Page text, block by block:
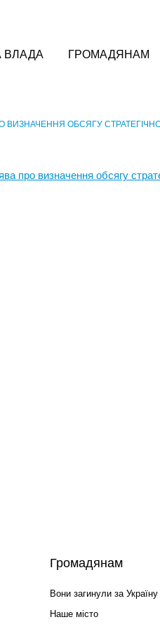
ВЛАДА ГРОМАДЯНАМ
ВИЗНАЧЕННЯ ОБСЯГУ
про визначення обсягу
Громадянам
Вони загинули за Україну
Наше місто